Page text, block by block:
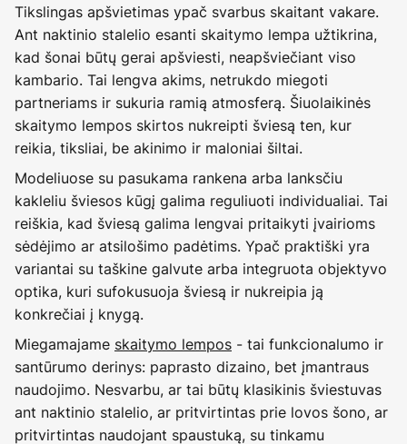
Tikslingas apšvietimas ypač svarbus skaitant vakare.
Ant naktinio stalelio esanti skaitymo lempa užtikrina,
kad šonai būtų gerai apšviesti, neapšviečiant viso
kambario. Tai lengva akims, netrukdo miegoti
partneriams ir sukuria ramią atmosferą. Šiuolaikinės
skaitymo lempos skirtos nukreipti šviesą ten, kur
reikia, tiksliai, be akinimo ir maloniai šiltai.
Modeliuose su pasukama rankena arba lanksčiu
kakleliu šviesos kūgį galima reguliuoti individualiai. Tai
reiškia, kad šviesą galima lengvai pritaikyti įvairioms
sėdėjimo ar atsilošimo padėtims. Ypač praktiški yra
variantai su taškine galvute arba integruota objektyvo
optika, kuri sufokusuoja šviesą ir nukreipia ją
konkrečiai į knygą.
Miegamajame skaitymo lempos - tai funkcionalumo ir
santūrumo derinys: paprasto dizaino, bet įmantraus
naudojimo. Nesvarbu, ar tai būtų klasikinis šviestuvas
ant naktinio stalelio, ar pritvirtintas prie lovos šono, ar
pritvirtintas naudojant spaustuką, su tinkamu